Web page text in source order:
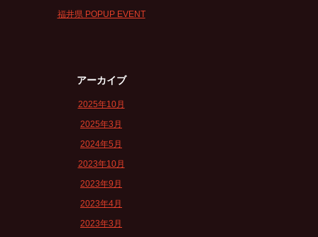
福井県 POPUP EVENT
アーカイブ
2025年10月
2025年3月
2024年5月
2023年10月
2023年9月
2023年4月
2023年3月